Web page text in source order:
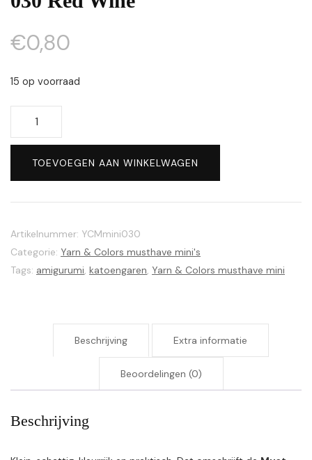
€0,80
15 op voorraad
musthave
030
Wine
aantal
TOEVOEGEN AAN WINKELWAGEN
Artikelnummer: YCMmini030
Categorie: Yarn & Colors musthave mini's
Tags: amigurumi, katoengaren, Yarn & Colors musthave mini
Beschrijving Extra informatie
Beoordelingen (0)
Beschrijving